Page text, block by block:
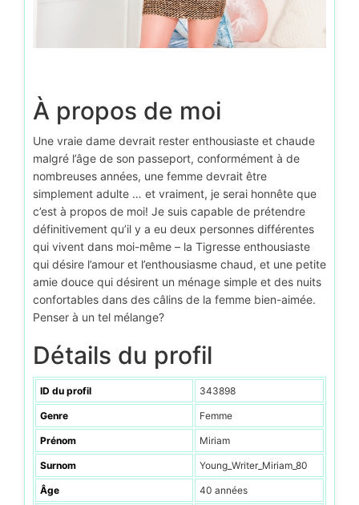
À propos de moi
Une vraie dame devrait rester enthousiaste et chaude
malgré l’âge de son passeport, conformément à de
nombreuses années, une femme devrait être
simplement adulte … et vraiment, je serai honnête que
c’est à propos de moi! Je suis capable de prétendre
définitivement qu’il y a eu deux personnes différentes
qui vivent dans moi-même – la Tigresse enthousiaste
qui désire l’amour et l’enthousiasme chaud, et une petite
amie douce qui désirent un ménage simple et des nuits
confortables dans des câlins de la femme bien-aimée.
Penser à un tel mélange?
Détails du profil
ID du profil 343898
Genre Femme
Prénom Miriam
Surnom Young_Writer_Miriam_80
Âge 40 années